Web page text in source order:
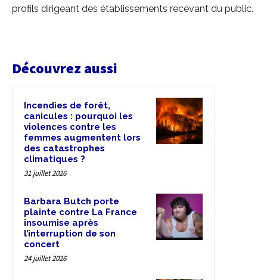
profils dirigeant des établissements recevant du public.
Découvrez aussi
Incendies de forêt,
canicules : pourquoi les
violences contre les
femmes augmentent lors
des catastrophes
climatiques ?
31 juillet 2026
Barbara Butch porte
plainte contre La France
insoumise après
l’interruption de son
concert
24 juillet 2026